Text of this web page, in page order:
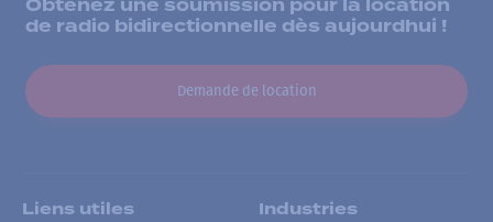
Obtenez une soumission pour la location
de radio bidirectionnelle dès aujourdhui !
Demande de location
Liens utiles Industries